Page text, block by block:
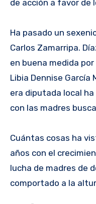
de acción a favor de
Ha pasado un
Carlos Zamarripa.
en buena medida
Libia Dennise García
era diputada local
con las madres
Cuántas cosas ha
años con el
lucha de madres de
comportado a la